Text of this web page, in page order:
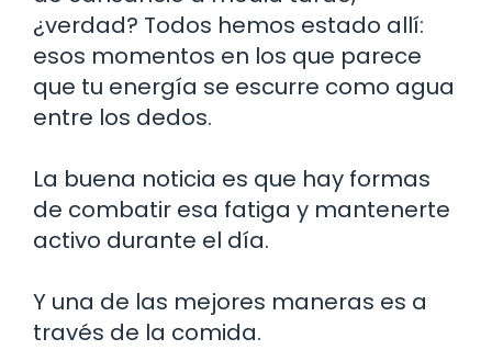
¿verdad? Todos hemos estado allí:
esos momentos en los que parece
que tu energía se escurre como agua
entre los dedos.
La buena noticia es que hay formas
de combatir esa fatiga y mantenerte
activo durante el día.
Y una de las mejores maneras es a
través de la comida.